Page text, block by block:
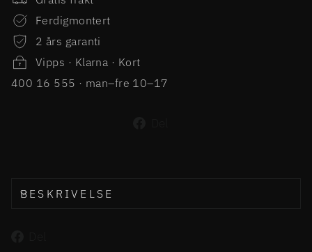
Ferdigmontert
2 års garanti
Vipps · Klarna · Kort
400 16 555 · man–fre 10–17
BESKRIVELSE